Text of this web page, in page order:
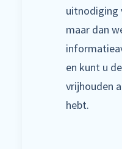
uitnodiging
maar dan
en kunt u
vrijhouden
hebt.